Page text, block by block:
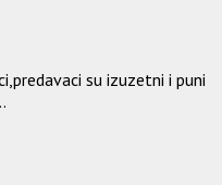
su izuzetni i puni